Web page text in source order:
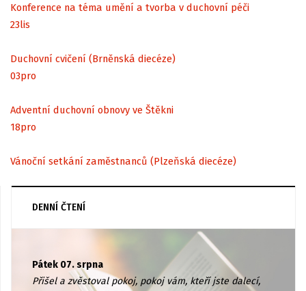
Konference na téma umění a tvorba v duchovní péči
23lis
Duchovní cvičení (Brněnská diecéze)
03pro
Adventní duchovní obnovy ve Štěkni
18pro
Vánoční setkání zaměstnanců (Plzeňská diecéze)
DENNÍ ČTENÍ
Pátek 07. srpna
Přišel a zvěstoval pokoj, pokoj vám, kteří jste dalecí,